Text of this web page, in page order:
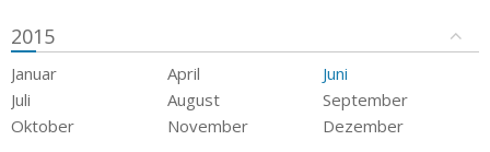
2015
Januar April
Juni
Juli
August
September
Oktober
November Dezember